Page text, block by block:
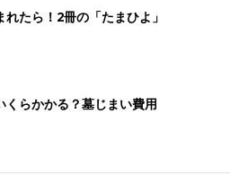
たら！2冊の「たまひよ」
くらかかる？墓じまい費用